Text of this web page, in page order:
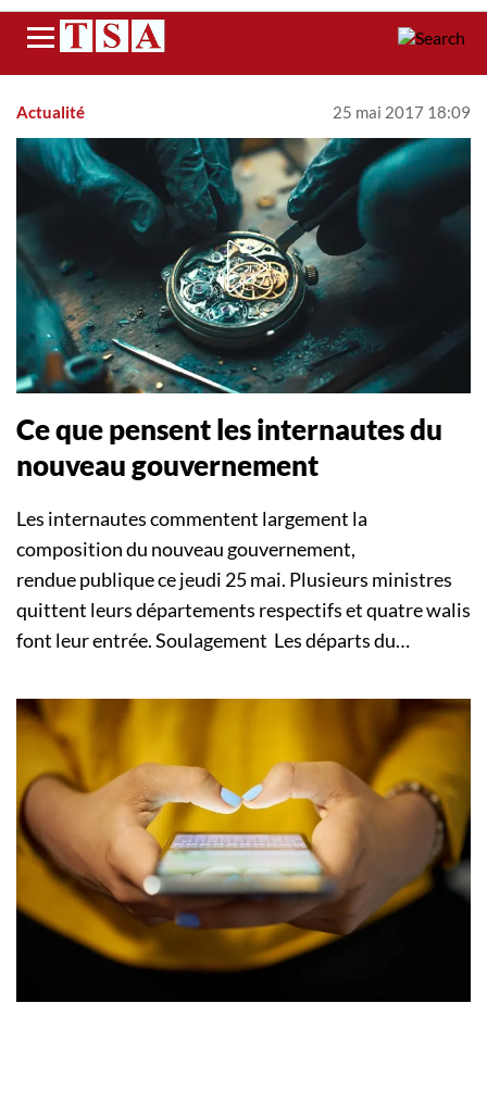
Menu
Actualité 25 mai 2017 18:09
​Ce que pensent les internautes du
nouveau gouvernement
Les internautes commentent largement la
composition du nouveau gouvernement,
rendue publique ce jeudi 25 mai. Plusieurs ministres
quittent leurs départements respectifs et quatre walis
font leur entrée. Soulagement Les départs du…